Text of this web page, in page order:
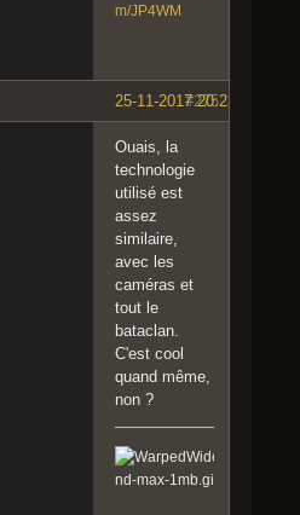
m/JP4WM
#275
25-11-2017 20:23:42
Ouais, la
technologie
utilisé est
assez
similaire,
avec les
caméras et
tout le
bataclan.
C'est cool
quand même,
non ?